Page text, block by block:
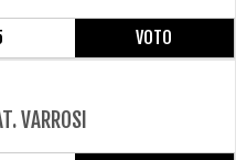
VOTO
VARROSI